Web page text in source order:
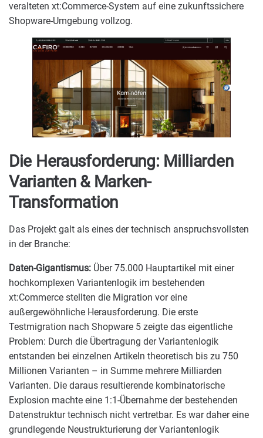
veralteten xt:Commerce-System auf eine zukunftssichere
Shopware-Umgebung vollzog.
Die Herausforderung: Milliarden
Varianten & Marken-
Transformation
Das Projekt galt als eines der technisch anspruchsvollsten
in der Branche:
Daten-Gigantismus: Über 75.000 Hauptartikel mit einer
hochkomplexen Variantenlogik im bestehenden
xt:Commerce stellten die Migration vor eine
außergewöhnliche Herausforderung. Die erste
Testmigration nach Shopware 5 zeigte das eigentliche
Problem: Durch die Übertragung der Variantenlogik
entstanden bei einzelnen Artikeln theoretisch bis zu 750
Millionen Varianten – in Summe mehrere Milliarden
Varianten. Die daraus resultierende kombinatorische
Explosion machte eine 1:1-Übernahme der bestehenden
Datenstruktur technisch nicht vertretbar. Es war daher eine
grundlegende Neustrukturierung der Variantenlogik